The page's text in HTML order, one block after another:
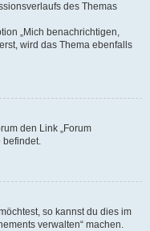
des Themas
„Mich benachrichtigen,
wird das Thema ebenfalls
den Link „Forum
befindet.
so kannst du dies im
verwalten“ machen.